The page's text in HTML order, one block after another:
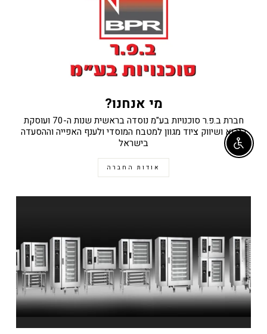
מי אנחנו?
חברת ב.פ.ר סוכנויות בע"מ נוסדה בראשית שנות ה-70 ועוסקת
ביבוא ושיווק ציוד מגוון למטבח המוסדי ולענף האפייה וההסעדה
בישראל
אודות החברה
Enable accessibility